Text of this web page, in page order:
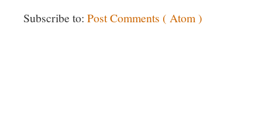
Subscribe to: Post Comments ( Atom )